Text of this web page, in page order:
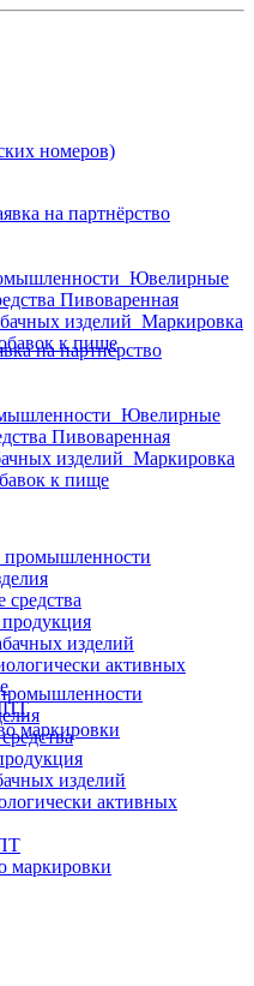
на партнёрство
Ювелирные
Пивоваренная
изделий Маркировка
к пище
промышленности
средства
изделий
активных
маркировки
номеров)
на партнёрство
Ювелирные
Пивоваренная
изделий Маркировка
к пище
изделий
активных
маркировки